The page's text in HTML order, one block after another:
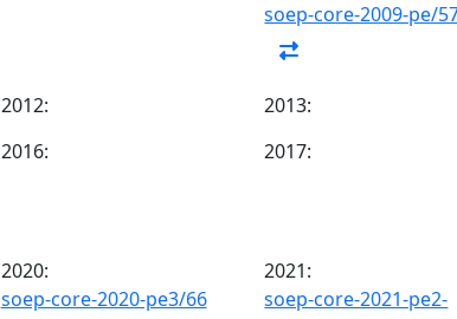
soep-core-2009-pe/
2012:
2013:
2016: 2017:
2020:
soep-core-2020-pe3/66
2021:
soep-core-2021-pe2-